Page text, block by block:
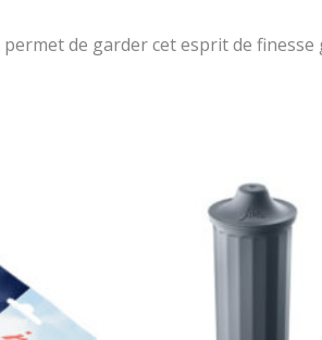
de garder cet esprit de finesse